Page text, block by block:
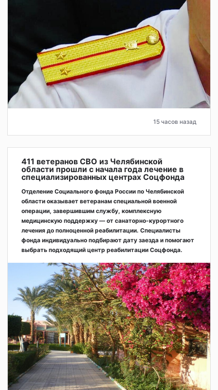
15 часов назад
411 ветеранов СВО из Челябинской
области прошли с начала года лечение в
специализированных центрах Соцфонда
Отделение Социального фонда России по Челябинской
области оказывает ветеранам специальной военной
операции, завершившим службу, комплексную
медицинскую поддержку — от санаторно-курортного
лечения до полноценной реабилитации. Специалисты
фонда индивидуально подбирают дату заезда и помогают
выбрать подходящий центр реабилитации Соцфонда.